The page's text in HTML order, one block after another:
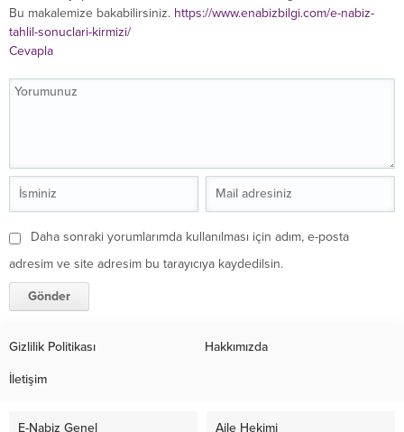
Bu makalemize bakabilirsiniz. https://www.enabizbilgi.com/e-nabiz-
tahlil-sonuclari-kirmizi/
Cevapla
Daha sonraki yorumlarımda kullanılması için adım, e-posta
adresim ve site adresim bu tarayıcıya kaydedilsin.
Gizlilik Politikası Hakkımızda
İletişim
E-Nabiz Genel Aile Hekimi